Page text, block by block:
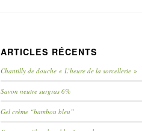
ARTICLES RÉCENTS
Chantilly de douche « L’heure de la sorcellerie »
Savon neutre surgras 6%
Gel crème “bambou bleu”